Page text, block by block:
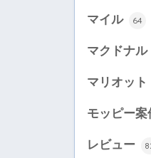
マイル 64
マクドナル
マリオット
モッピー案
レビュー